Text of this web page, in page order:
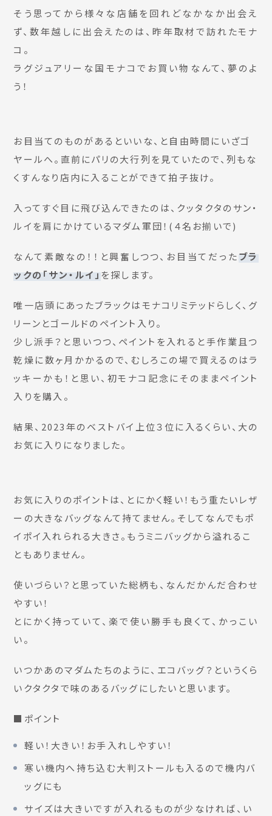
そう思ってから様々な店舗を回れどなかなか出会え
ず、数年越しに出会えたのは、昨年取材で訪れたモナ
コ。
ラグジュアリーな国モナコでお買い物なんて、夢のよ
う！
お目当てのものがあるといいな、と自由時間にいざゴ
ヤールへ。直前にパリの大行列を見ていたので、列もな
くすんなり店内に入ることができて拍子抜け。
入ってすぐ目に飛び込んできたのは、クッタクタのサン・
ルイを肩にかけているマダム軍団！(４名お揃いで)
なんて素敵なの！！と興奮しつつ、お目当てだったブラ
ックの「サン・ルイ」 を探します。
唯一店頭にあったブラックはモナコリミテッドらしく、グ
リーンとゴールドのペイント入り。
少し派手？と思いつつ、ペイントを入れると手作業且つ
乾燥に数ヶ月かかるので、むしろこの場で買えるのはラ
ッキーかも！と思い、初モナコ記念にそのままペイント
入りを購入。
結果、2023年のベストバイ上位３位に入るくらい、大の
お気に入りになりました。
お気に入りのポイントは、とにかく軽い！もう重たいレザ
ーの大きなバッグなんて持てません。そしてなんでもポ
イポイ入れられる大きさ。もうミニバッグから溢れるこ
ともありません。
使いづらい？と思っていた総柄も、なんだかんだ合わせ
やすい！
とにかく持っていて、楽で使い勝手も良くて、かっこい
い。
いつかあのマダムたちのように、エコバッグ？というくら
いクタクタで味のあるバッグにしたいと思います。
■ポイント
軽い！大きい！お手入れしやすい！
寒い機内へ持ち込む大判ストールも入るので機内バ
ッグにも
サイズは大きいですが入れるものが少なければ、い